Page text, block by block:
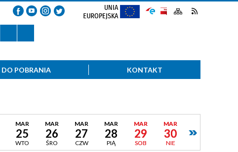
DO POBRANIA KONTAKT
MAR
25
WTO
MAR
26
ŚRO
MAR
27
CZW
MAR
28
PIĄ
MAR
29
SOB
MAR
30
NIE